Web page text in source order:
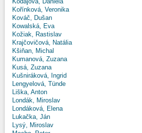
Kořínková, Veronika
Kováč, Dušan
Kowalská, Eva
Kožiak, Rastislav
Krajčovičová, Natália
Kšiňan, Michal
Kumanová, Zuzana
Kusá, Zuzana
Kušniráková, Ingrid
Lengyelová, Tünde
Liška, Anton
Londák, Miroslav
Londáková, Elena
Lukačka, Ján
Lysý, Miroslav